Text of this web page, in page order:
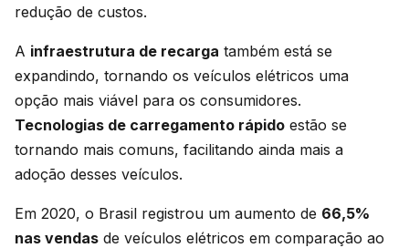
redução de custos.
A infraestrutura de recarga também está se
expandindo, tornando os veículos elétricos uma
opção mais viável para os consumidores.
Tecnologias de carregamento rápido estão se
tornando mais comuns, facilitando ainda mais a
adoção desses veículos.
Em 2020, o Brasil registrou um aumento de 66,5%
nas vendas de veículos elétricos em comparação ao